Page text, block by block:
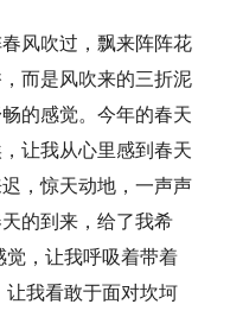
风吹过，飘来阵阵花
而是风吹来的三折泥
的感觉。今年的春天
让我从心里感到春天
，惊天动地，一声声
的到来，给了我希
觉，让我呼吸着带着
让我看敢于面对坎坷